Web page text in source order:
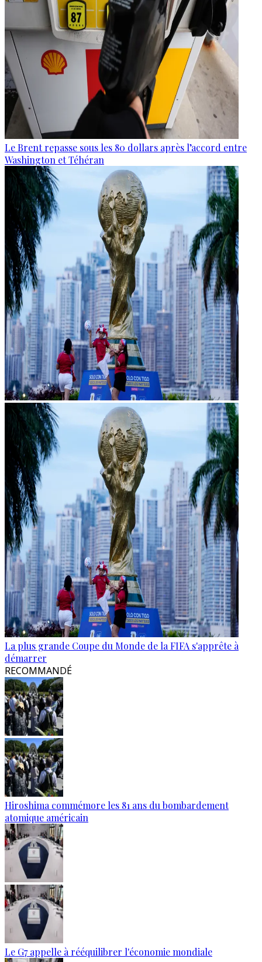
Le Brent repasse sous les 80 dollars après l’accord entre
Washington et Téhéran
La plus grande Coupe du Monde de la FIFA s'apprête à
démarrer
RECOMMANDÉ
Hiroshima commémore les 81 ans du bombardement
atomique américain
Le G7 appelle à rééquilibrer l'économie mondiale